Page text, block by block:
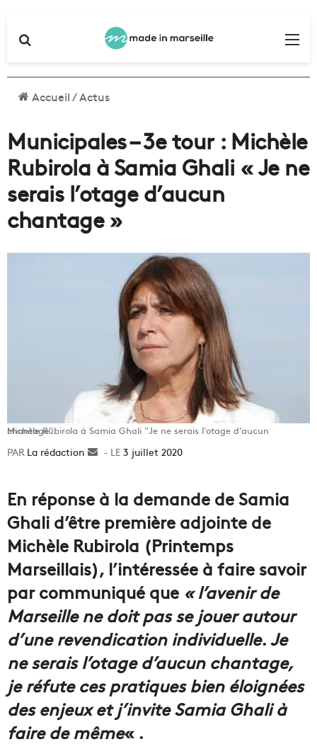
Accueil/Actus
Municipales – 3e tour : Michèle
Rubirola à Samia Ghali « Je ne
serais l’otage d’aucun
chantage »
Michèle Rubirola à Samia Ghali "Je ne serais l’otage d’aucun chantage"
La rédaction
Envoyer3 juillet 2020
En réponse à la demande de Samia
Ghali d’être première adjointe de
Michèle Rubirola (Printemps
Marseillais), l’intéressée à faire savoir
par communiqué que « l’avenir de
Marseille ne doit pas se jouer autour
d’une revendication individuelle.Je
ne serais l’otage d’aucun chantage,
je réfute ces pratiques bien éloignées
des enjeux et j’invite Samia Ghali à
faire de même« .